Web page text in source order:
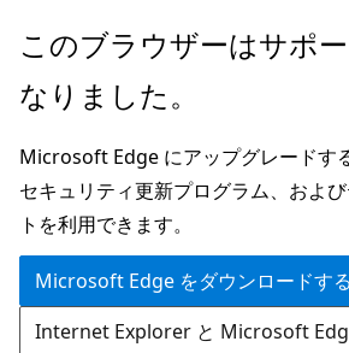
メ
ン
ン
テ
ン
ツ
に
ス
ペ
ジ
ナ
ビ
ゲ
ー
シ
ョ
このブラウザーはサポ
なりました。
Microsoft Edge にアップグレードす
セキュリティ更新プログラム、およ
トを利用できます。
Microsoft Edge をダウンロードする
Internet Explorer と Microsoft